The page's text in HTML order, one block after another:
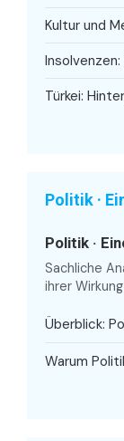
Kultur und
Türkei:
Politik ·
Politik ·
Sachliche
ihrer
Überblick:
Warum